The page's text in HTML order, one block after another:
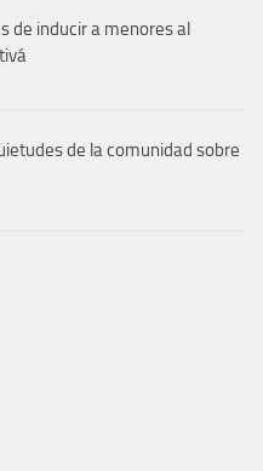
de inducir a menores al
de la comunidad sobre